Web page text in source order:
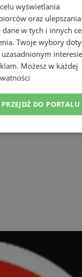
wyświetlania
oraz ulepszania
w tych i innych
Twoje wybory
interesie
. Możesz w każdej
PRZEJDŹ DO PORTALU
internetowej.
identyfikator sesji.